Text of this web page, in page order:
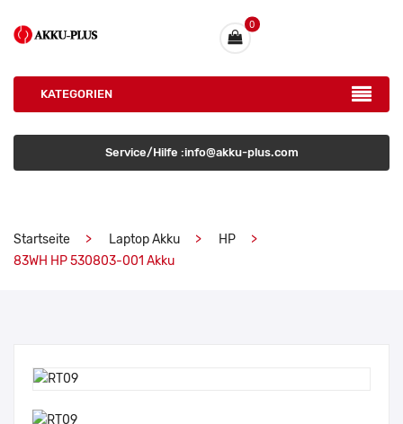
0
KATEGORIEN
Service/Hilfe :info@akku-plus.com
Startseite Laptop Akku
HP
83WH HP 530803-001 Akku